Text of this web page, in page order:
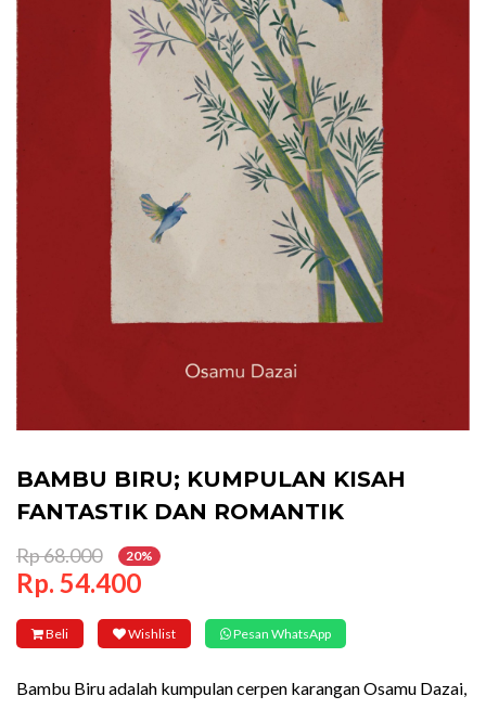
BAMBU BIRU; KUMPULAN KISAH
FANTASTIK DAN ROMANTIK
Rp 68.000 20%
Rp. 54.400
Beli Wishlist Pesan WhatsApp
Bambu Biru adalah kumpulan cerpen karangan Osamu Dazai,